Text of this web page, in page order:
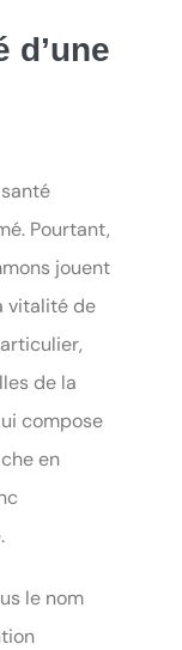
d’une
Pourtant,
jouent
vitalité de
de la
compose
en
le nom